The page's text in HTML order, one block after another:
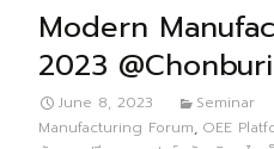
Modern
2023 @Chonburi
June 8, 2023 Seminar
Manufacturing Forum, OEE